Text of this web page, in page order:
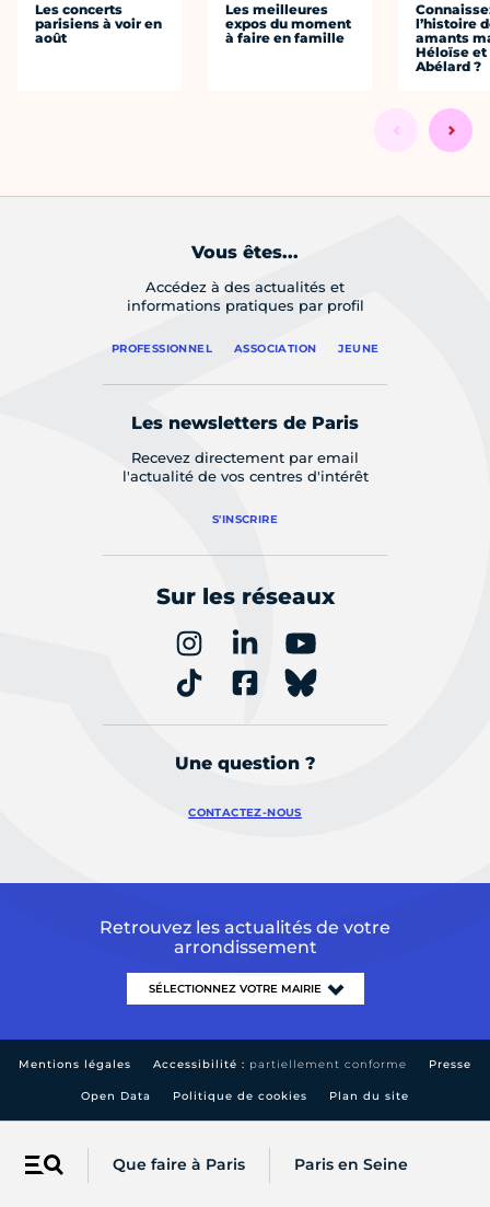
Menu Que faire à Paris Paris en Seine
Les concerts
parisiens à voir en
août
Les meilleures
expos du moment
à faire en famille
l’histoire
amants
Héloïse et
Abélard ?
Vous êtes...
Accédez à des actualités et
informations pratiques par profil
PROFESSIONNEL ASSOCIATION JEUNE
Les newsletters de Paris
Recevez directement par email
l'actualité de vos centres d'intérêt
S'INSCRIRE
Sur les réseaux
Une question ?
CONTACTEZ-NOUS
Retrouvez les actualités de votre
arrondissement
Mentions légales Accessibilité : partiellement conforme Presse
Open Data Politique de cookies Plan du site